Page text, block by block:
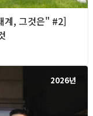
계, 그것은" #2]
2026년